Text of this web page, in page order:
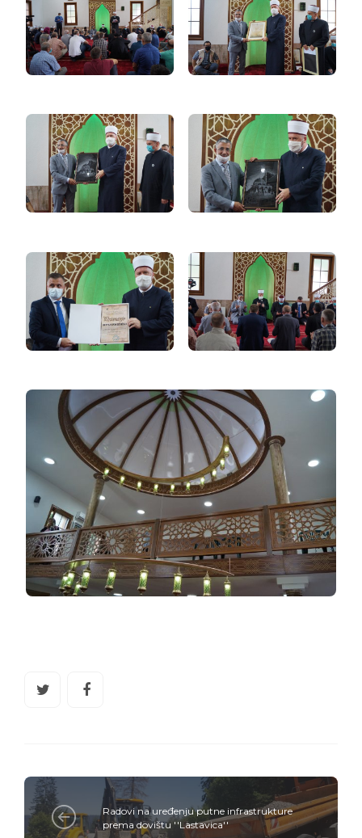
Radovi na uređenju putne infrastrukture
prema dovištu ''Lastavica''